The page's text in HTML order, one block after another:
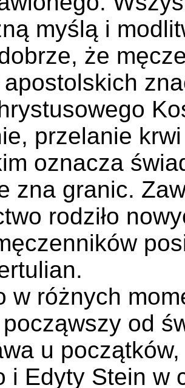
myślą i
że
przelanie
oznacza
zna granic.
rodziło
w różnych
od
u
i Edyty Stein w